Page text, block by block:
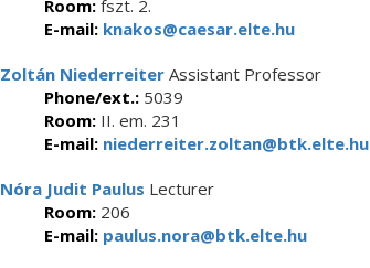
Room: fszt. 2.
E-mail: knakos@caesar.elte.hu
Zoltán Niederreiter Assistant Professor
Phone/ext.: 5039
Room: II. em. 231
E-mail: niederreiter.zoltan@btk.elte.hu
Nóra Judit Paulus Lecturer
Room: 206
E-mail: paulus.nora@btk.elte.hu